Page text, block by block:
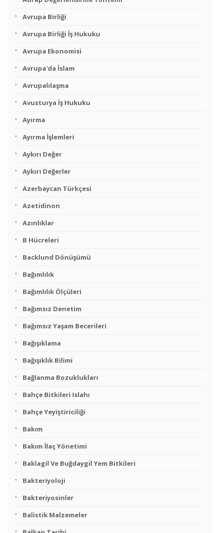
Avrupa Birliği
Avrupa Birliği İş Hukuku
Avrupa Ekonomisi
Avrupa'da İslam
Avrupalılaşma
Avusturya İş Hukuku
Ayırma
Ayırma İşlemleri
Aykırı Değer
Aykırı Değerler
Azerbaycan Türkçesi
Azetidinon
Azınlıklar
B Hücreleri
Backlund Dönüşümü
Bağımlılık
Bağımlılık Ölçüleri
Bağımsız Denetim
Bağımsız Yaşam Becerileri
Bağışıklama
Bağışıklık Bilimi
Bağlanma Bozuklukları
Bahçe Bitkileri Islahı
Bahçe Yeyiştiriciliği
Bakım
Bakım İlaç Yönetimi
Baklagil Ve Buğdaygil Yem Bitkileri
Bakteriyoloji
Bakteriyosinler
Balistik Malzemeler